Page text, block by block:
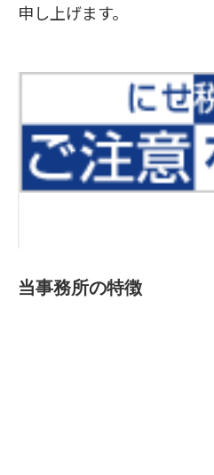
申し上げます。
当事務所の特徴